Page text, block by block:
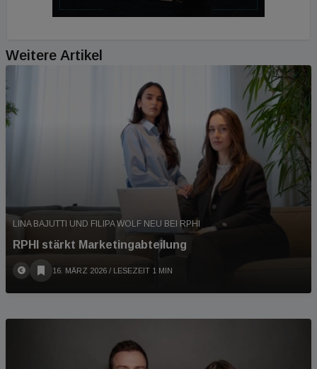
Weitere Artikel
LINA BAJUTTI UND FILIPA WOLF NEU BEI RPHI
RPHI stärkt Marketingabteilung
16. MÄRZ 2026 / LESEZEIT 1 MIN